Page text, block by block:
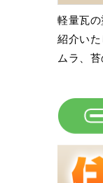
軽量瓦
紹介い
ムラ、